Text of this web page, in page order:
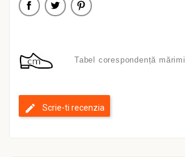
Tabel corespondență mărimi
Scrie-ti recenzia